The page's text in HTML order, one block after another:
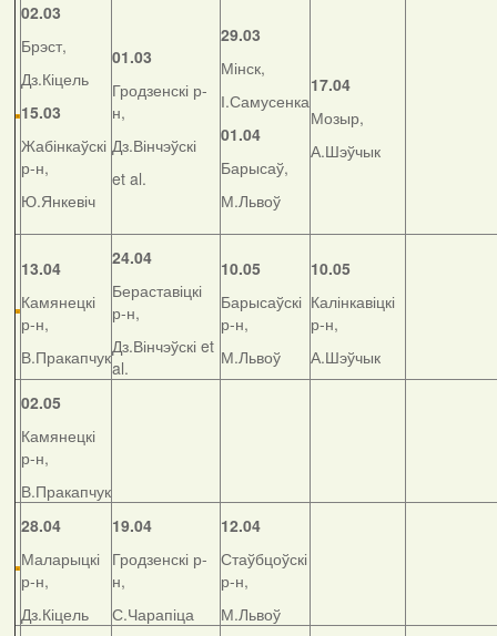
02.03
Брэст,
Дз.Кіцель
15.03
Жабінкаўскі
р-н,
Ю.Янкевіч
01.03
Гродзенскі р-
н,
Дз.Вінчэўскі
et al.
29.03
Мінск,
І.Самусенка
01.04
Барысаў,
М.Львоў
17.04
Мозыр,
А.Шэўчык
13.04
Камянецкі
р-н,
В.Пракапчук
24.04
Бераставіцкі
р-н,
Дз.Вінчэўскі et
al.
10.05
Барысаўскі
р-н,
М.Львоў
10.05
Калінкавіцкі
р-н,
А.Шэўчык
02.05
Камянецкі
р-н,
В.Пракапчук
28.04
Маларыцкі
р-н,
Дз.Кіцель
19.04
Гродзенскі р-
н,
С.Чарапіца
12.04
Стаўбцоўскі
р-н,
М.Львоў